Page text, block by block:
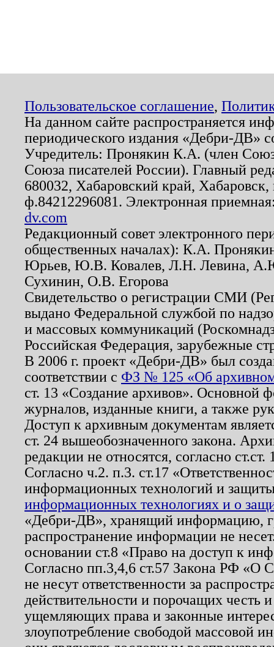
Пользовательское соглашение,
На данном сайте распространяется
периодического издания «Дебри-ДВ»
Учредитель: Пронякин К.А. (член
Союза писателей России). Главный
680032, Хабаровский край,
ф.84212296081. Электронная
dv.com
Редакционный совет электронного
общественных началах): К.А.
Юрьев, Ю.В. Ковалев, Л.Н. Левина,
Сухинин, О.В. Егорова
Свидетельство о регистрации СМИ
выдано Федеральной службой по
и массовых коммуникаций
Российская Федерация, зарубежные
В 2006 г. проект «Дебри-ДВ» был
соответствии с ФЗ № 125 «Об
ст. 13 «Создание архивов». Основной
журналов, изданные книги, а также
Доступ к архивным документам
ст. 24 вышеобозначенного закона.
редакции не относятся, согласно
Согласно ч.2. п.3. ст.17
информационных технологий и
информационных технологиях и о
«Дебри-ДВ», хранящий информацию,
распространение информации не
основании ст.8 «Право на доступ к
Согласно пп.3,4,6 ст.57 Закона РФ «О
не несут ответственности за
действительности и порочащих честь
ущемляющих права и законные
злоупотребление свободой массовой